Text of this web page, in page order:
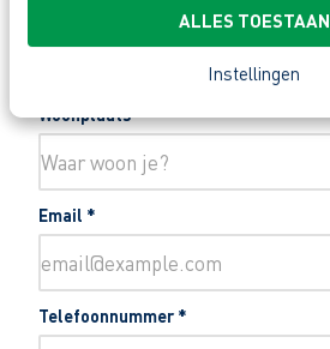
ALLES TOESTAAN
Instellingen
Toevoeging huisnummer
Woonplaats*
Email *
Telefoonnummer *